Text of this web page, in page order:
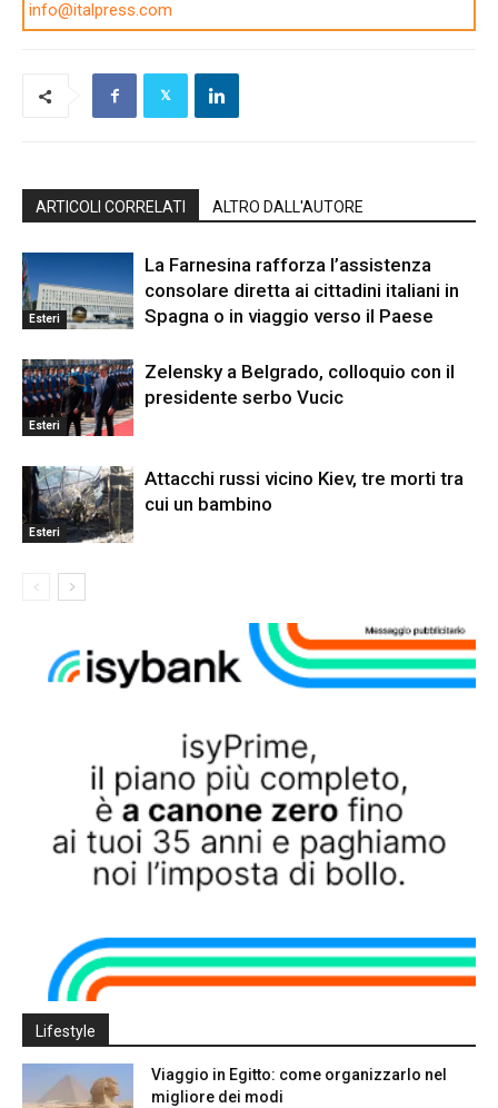
info@italpress.com
ARTICOLI CORRELATI ALTRO DALL'AUTORE
Esteri
La Farnesina rafforza l’assistenza
consolare diretta ai cittadini italiani in
Spagna o in viaggio verso il Paese
Esteri
Zelensky a Belgrado, colloquio con il
presidente serbo Vucic
Esteri
Attacchi russi vicino Kiev, tre morti tra
cui un bambino
Lifestyle
Viaggio in Egitto: come organizzarlo nel
migliore dei modi